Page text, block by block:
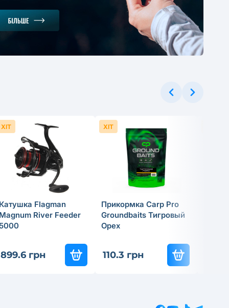
Катушка Flagman
Magnum River Feeder
899.6 грн
ХІТ
Прикормка Carp Pro
Groundbaits Тигровый
Орех
110.3 грн
ХІТ